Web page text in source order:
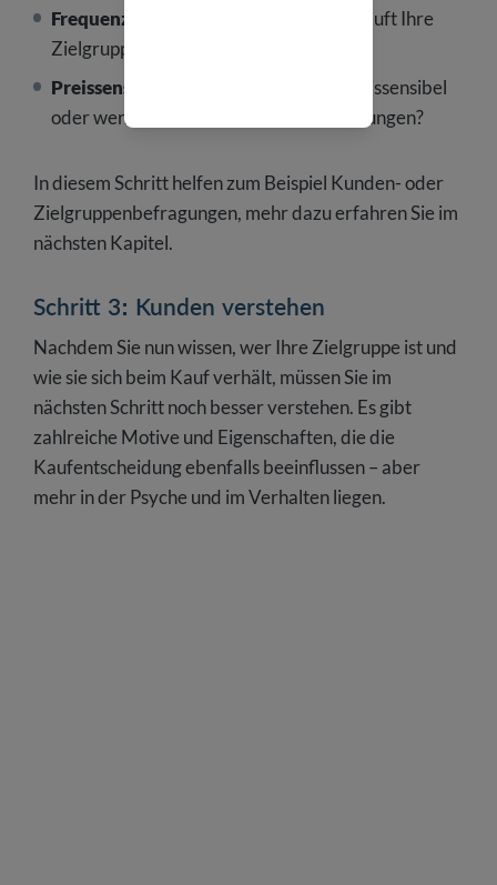
Frequenz und Kanal:
Wie oft und wo kauft Ihre
Zielgruppe?
Preissensibilität:
Sind Ihre Kunden preissensibel
oder weniger anfällig für Preisschwankungen?
In diesem Schritt helfen zum Beispiel Kunden- oder
Zielgruppenbefragungen, mehr dazu erfahren Sie im
nächsten Kapitel.
Schritt 3: Kunden verstehen
Nachdem Sie nun wissen, wer Ihre Zielgruppe ist und
wie sie sich beim Kauf verhält, müssen Sie im
nächsten Schritt noch besser verstehen. Es gibt
zahlreiche Motive und Eigenschaften, die die
Kaufentscheidung ebenfalls beeinflussen – aber
mehr in der Psyche und im Verhalten liegen.